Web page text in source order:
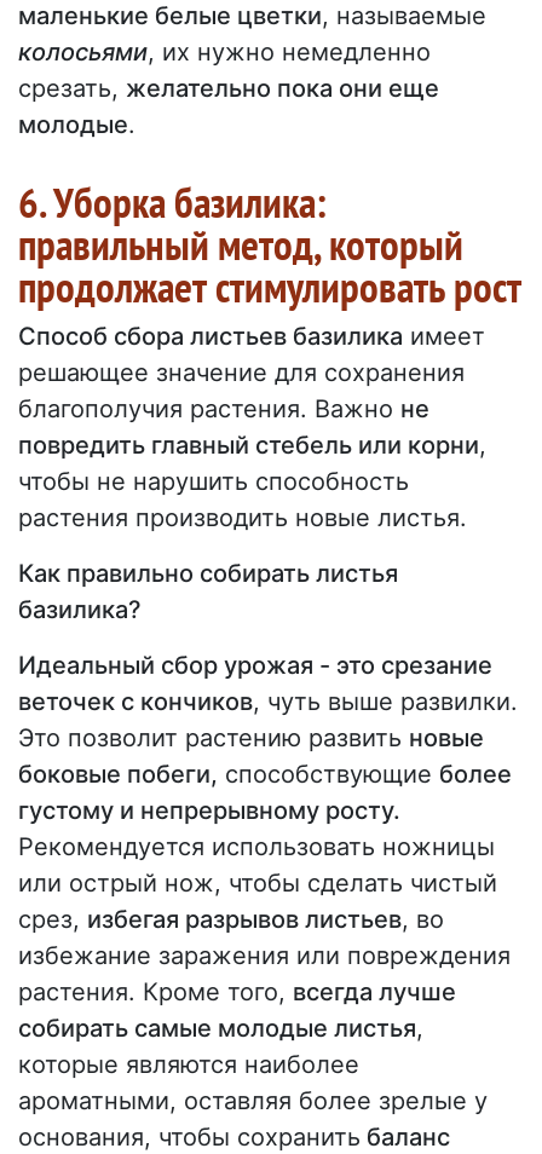
маленькие белые цветки, называемые
колосьями, их нужно немедленно
срезать, желательно пока они еще
молодые.
6. Уборка базилика:
правильный метод, который
продолжает стимулировать рост
Способ сбора листьев базилика имеет
решающее значение для сохранения
благополучия растения. Важно не
повредить главный стебель или корни,
чтобы не нарушить способность
растения производить новые листья.
Как правильно собирать листья
базилика?
Идеальный сбор урожая - это срезание
веточек с кончиков, чуть выше развилки.
Это позволит растению развить новые
боковые побеги, способствующие более
густому и непрерывному росту.
Рекомендуется использовать ножницы
или острый нож, чтобы сделать чистый
срез, избегая разрывов листьев, во
избежание заражения или повреждения
растения. Кроме того, всегда лучше
собирать самые молодые листья,
которые являются наиболее
ароматными, оставляя более зрелые у
основания, чтобы сохранить баланс